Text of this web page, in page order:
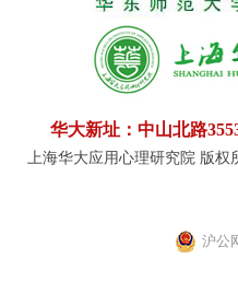
华大新址：中山北路
上海华大应用心理研究院 版
沪公